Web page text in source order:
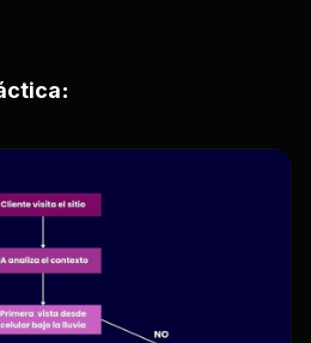
: